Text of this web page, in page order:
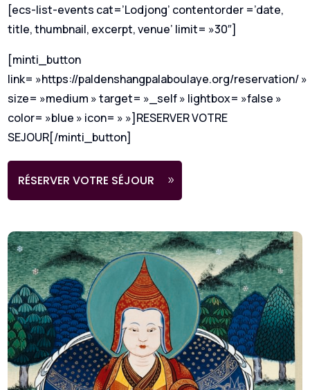
[ecs-list-events cat=’Lodjong’ contentorder =’date,
title, thumbnail, excerpt, venue’ limit= »30″]
[minti_button
link= »https://paldenshangpalaboulaye.org/reservation/ »
size= »medium » target= »_self » lightbox= »false »
color= »blue » icon= » »]RESERVER VOTRE
SEJOUR[/minti_button]
RÉSERVER VOTRE SÉJOUR